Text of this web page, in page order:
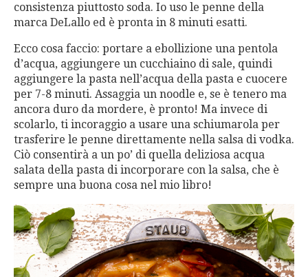
consistenza piuttosto soda. Io uso le penne della
marca DeLallo ed è pronta in 8 minuti esatti.
Ecco cosa faccio: portare a ebollizione una pentola
d’acqua, aggiungere un cucchiaino di sale, quindi
aggiungere la pasta nell’acqua della pasta e cuocere
per 7-8 minuti. Assaggia un noodle e, se è tenero ma
ancora duro da mordere, è pronto! Ma invece di
scolarlo, ti incoraggio a usare una schiumarola per
trasferire le penne direttamente nella salsa di vodka.
Ciò consentirà a un po’ di quella deliziosa acqua
salata della pasta di incorporare con la salsa, che è
sempre una buona cosa nel mio libro!